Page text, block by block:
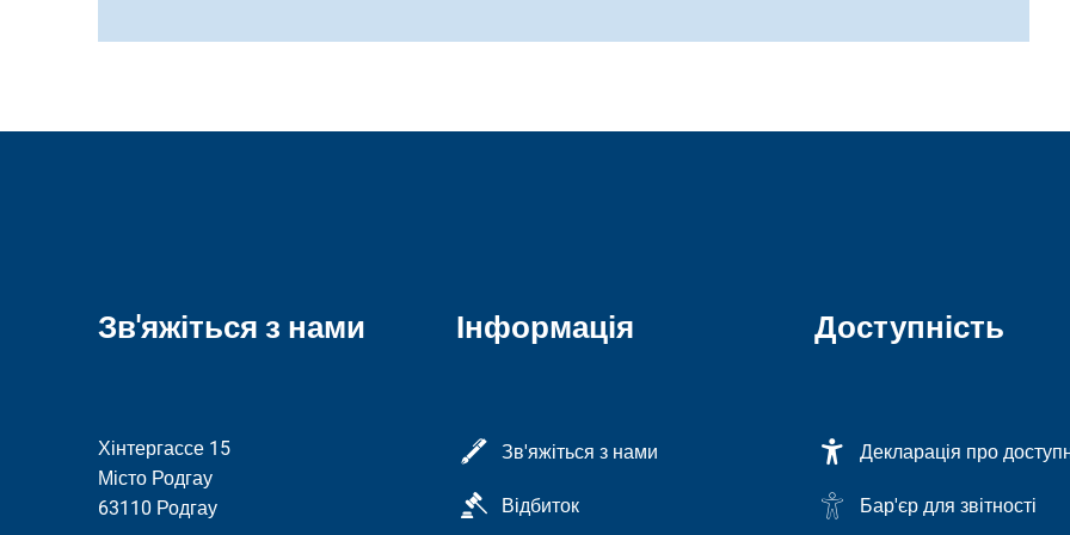
Зв'яжіться з нами
Хінтергассе 15
Місто Родгау
63110 Родгау
Інформація
Зв'яжіться з нами
Відбиток
Доступність
Декларація про
Бар'єр для звітності